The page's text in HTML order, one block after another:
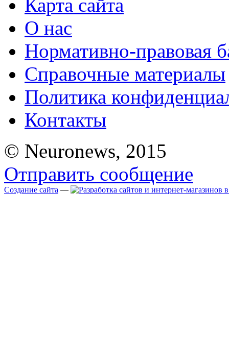
Карта сайта
О нас
Нормативно-правовая
Справочные материалы
Политика
Контакты
© Neuronews, 2015
Отправить сообщение
Создание сайта —